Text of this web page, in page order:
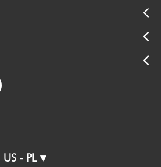
US - PL